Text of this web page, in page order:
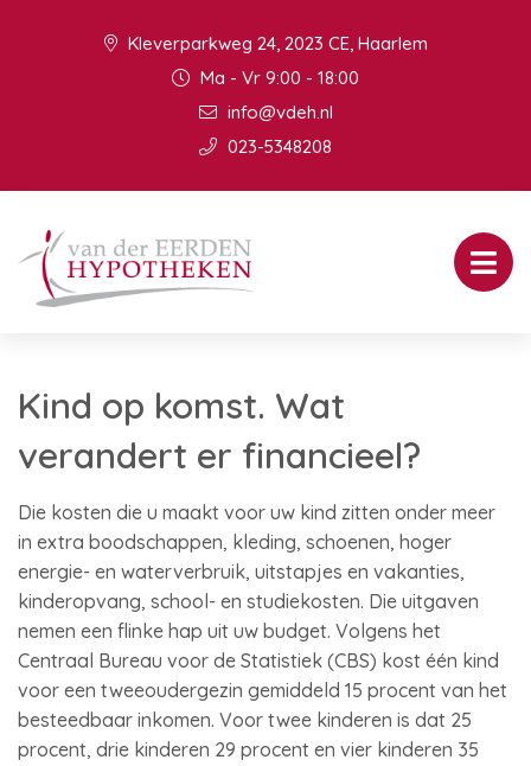
Kleverparkweg 24, 2023 CE, Haarlem
Ma - Vr 9:00 - 18:00
info@vdeh.nl
023-5348208
Kind op komst. Wat
verandert er financieel?
Die kosten die u maakt voor uw kind zitten onder meer
in extra boodschappen, kleding, schoenen, hoger
energie- en waterverbruik, uitstapjes en vakanties,
kinderopvang, school- en studiekosten. Die uitgaven
nemen een flinke hap uit uw budget. Volgens het
Centraal Bureau voor de Statistiek (CBS) kost één kind
voor een tweeoudergezin gemiddeld 15 procent van het
besteedbaar inkomen. Voor twee kinderen is dat 25
procent, drie kinderen 29 procent en vier kinderen 35